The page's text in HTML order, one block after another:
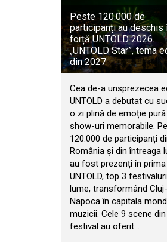
Peste 120.000 de
participanți au deschis
forță UNTOLD 2026.
„UNTOLD Star”, tema
din 2027
Cea de-a unsprezecea
UNTOLD a debutat cu
o zi plină de emoție
show-uri memorabile.
120.000 de participanți
România și din întreaga
au fost prezenți în prima
UNTOLD, top 3
lume, transformând Cluj-
Napoca în capitala
muzicii. Cele 9 scene din
festival au oferit…